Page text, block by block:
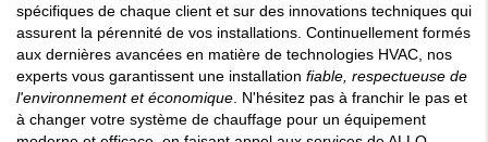
spécifiques de chaque client et sur des innovations techniques qui
assurent la pérennité de vos installations. Continuellement formés
aux dernières avancées en matière de technologies HVAC, nos
experts vous garantissent une installation fiable, respectueuse de
l'environnement et économique. N'hésitez pas à franchir le pas et
à changer votre système de chauffage pour un équipement